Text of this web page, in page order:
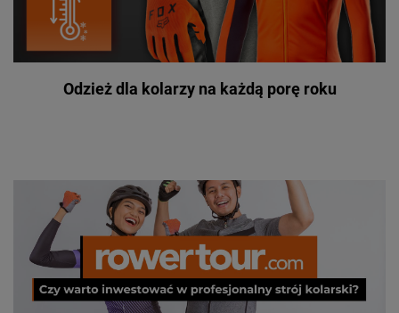
Odzież dla kolarzy na każdą porę roku